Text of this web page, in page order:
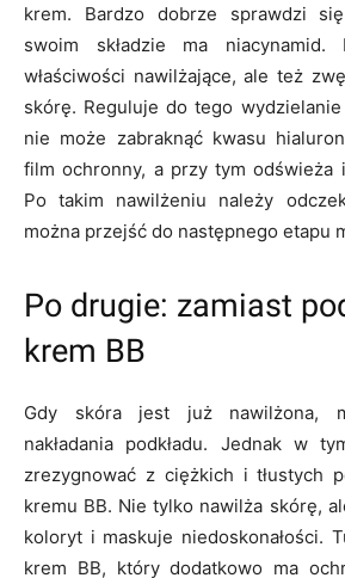
krem. Bardzo dobrze sprawdzi
swoim składzie ma
właściwości nawilżające, ale też
skórę. Reguluje do tego wydzielanie
nie może zabraknąć kwasu
film ochronny, a przy tym odświeża
Po takim nawilżeniu należy
można przejść do następnego etapu
Po drugie: zamiast
krem BB
Gdy skóra jest już nawilżona,
nakładania podkładu. Jednak w
zrezygnować z ciężkich i tłustych
kremu BB. Nie tylko nawilża skórę,
koloryt i maskuje niedoskonałości.
krem BB, który dodatkowo ma